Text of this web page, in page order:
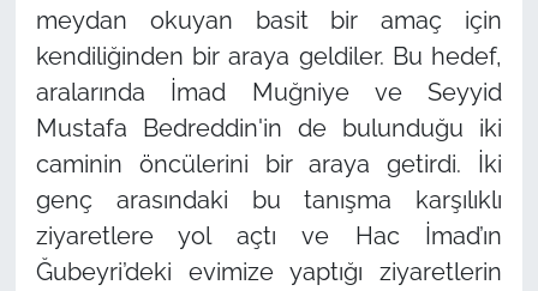
meydan okuyan basit bir amaç için
kendiliğinden bir araya geldiler. Bu hedef,
aralarında İmad Muğniye ve Seyyid
Mustafa Bedreddin'in de bulunduğu iki
caminin öncülerini bir araya getirdi. İki
genç arasındaki bu tanışma karşılıklı
ziyaretlere yol açtı ve Hac İmad’ın
Ğubeyri’deki evimize yaptığı ziyaretlerin